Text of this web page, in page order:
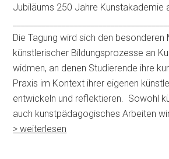
Jubiläums 250 Jahre Kunstakademie
Die Tagung wird sich den besonderen
künstlerischer Bildungsprozesse an
widmen, an denen Studierende ihre
Praxis im Kontext ihrer eigenen
entwickeln und reflektieren. Sowohl
auch kunstpädagogisches Arbeiten
> weiterlesen